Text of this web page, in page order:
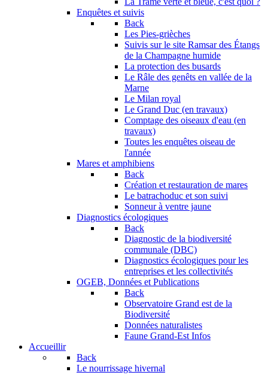
Enquêtes et suivis
Back
Les Pies-grièches
Suivis sur le site Ramsar des Étangs
de la Champagne humide
La protection des busards
Le Râle des genêts en vallée de la
Marne
Le Milan royal
Le Grand Duc (en travaux)
Comptage des oiseaux d'eau (en
travaux)
Toutes les enquêtes oiseau de
l'année
Mares et amphibiens
Back
Création et restauration de mares
Le batrachoduc et son suivi
Sonneur à ventre jaune
Diagnostics écologiques
Back
Diagnostic de la biodiversité
communale (DBC)
Diagnostics écologiques pour les
entreprises et les collectivités
OGEB, Données et Publications
Back
Observatoire Grand est de la
Biodiversité
Données naturalistes
Faune Grand-Est Infos
Accueillir
Back
Le nourrissage hivernal